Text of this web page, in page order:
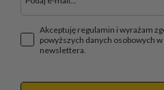
Akceptuję regulamin i wyrażam
powyższych danych osobowych
newslettera.